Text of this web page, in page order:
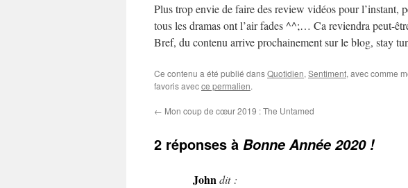
Plus trop envie de faire des review vidéos pour l’instant,
tous les dramas ont l’air fades ^^;… Ca reviendra peut-
Bref, du contenu arrive prochainement sur le blog, stay
Ce contenu a été publié dansQuotidien, Sentiment, avec comme
favoris avecce permalien.
← Mon coup de cœur 2019 : The Untamed
2 réponses à Bonne Année 2020 !
Johndit :